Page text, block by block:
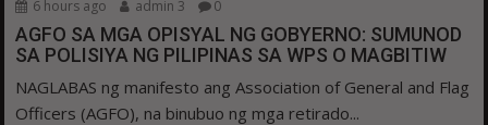
6 hours ago admin 3 0
AGFO SA MGA OPISYAL NG GOBYERNO: SUMUNOD
SA POLISIYA NG PILIPINAS SA WPS O MAGBITIW
NAGLABAS ng manifesto ang Association of General and Flag
Officers (AGFO), na binubuo ng mga retirado...